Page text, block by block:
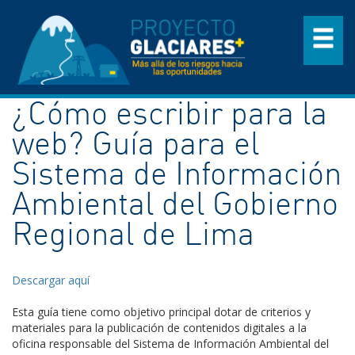
¿Cómo escribir para la
web? Guía para el
Sistema de Información
Ambiental del Gobierno
Regional de Lima
Descargar aquí
Esta guía tiene como objetivo principal dotar de criterios y
materiales para la publicación de contenidos digitales a la
oficina responsable del Sistema de Información Ambiental del